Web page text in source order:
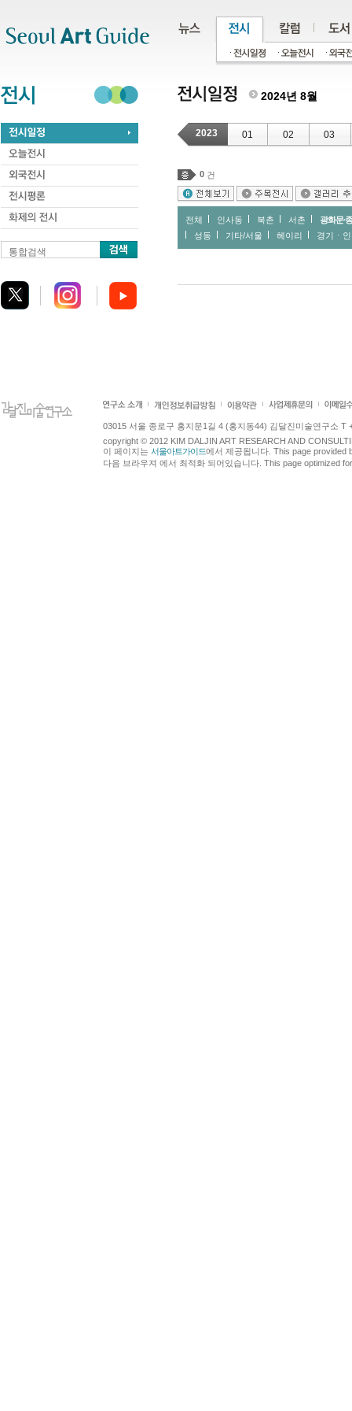
통합검색
2024년 8월
2023 01 02 03
0 건
전체 인사동 북촌 서촌
광화문∙
성동
기타/서울 헤이리 경기ㆍ
03015 서울 종로구 홍지문1길 4 (홍지동44) 김달진미술연구소 T
copyright © 2012 KIM DALJIN ART RESEARCH AND
이 페이지는 서울아트가이드에서 제공됩니다. This page provided
다음 브라우져 에서 최적화 되어있습니다. This page optimized